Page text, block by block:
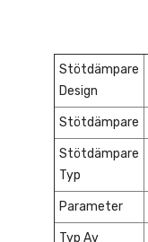
Stötdämpare
Design
Stötdämpare
Stötdämpare
Typ
Parameter
Typ Av